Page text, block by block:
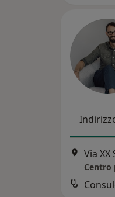
Via
Centro